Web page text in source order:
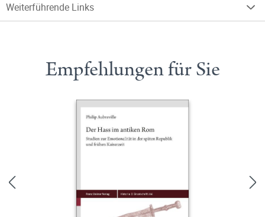
Weiterführende Links
Empfehlungen für Sie